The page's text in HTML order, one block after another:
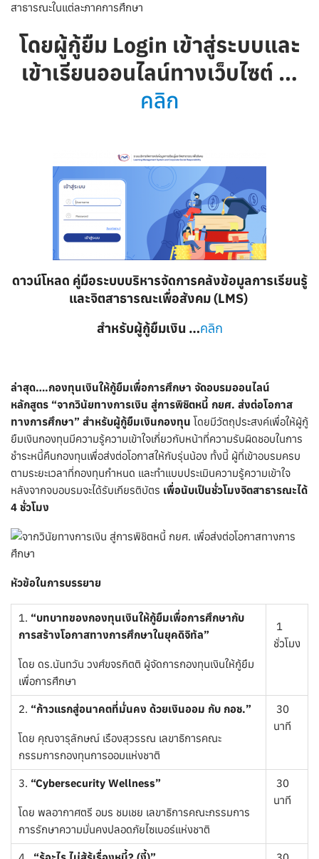
สาธารณะในแต่ละภาคการศึกษา
โดยผู้กู้ยืม Login เข้าสู่ระบบและ
เข้าเรียนออนไลน์ทางเว็บไซต์ …
คลิก
ดาวน์โหลด คู่มือระบบบริหารจัดการคลังข้อมูลการเรียนรู้
และจิตสาธารณะเพื่อสังคม(LMS)
สำหรับผู้กู้ยืมเงิน …คลิก
ล่าสุด….กองทุนเงินให้กู้ยืมเพื่อการศึกษา จัดอบรมออนไลน์
หลักสูตร “จากวินัยทางการเงิน สู่การพิชิตหนี้ กยศ. ส่งต่อโอกาส
ทางการศึกษา” สำหรับผู้กู้ยืมเงินกองทุน โดยมีวัตถุประสงค์เพื่อให้ผู้กู้
ยืมเงินกองทุนมีความรู้ความเข้าใจเกี่ยวกับหน้าที่ความรับผิดชอบในการ
ชำระหนี้คืนกองทุนเพื่อส่งต่อโอกาสให้กับรุ่นน้อง ทั้งนี้ ผู้ที่เข้าอบรมครบ
ตามระยะเวลาที่กองทุนกำหนด และทำแบบประเมินความรู้ความเข้าใจ
หลังจากจบอบรมจะได้รับเกียรติบัตร เพื่อนับเป็นชั่วโมงจิตสาธารณะได้
4 ชั่วโมง
หัวข้อในการบรรยาย
1. “บทบาทของกองทุนเงินให้กู้ยืมเพื่อการศึกษากับ
การสร้างโอกาสทางการศึกษาในยุคดิจิทัล”
โดย ดร.นันทวัน วงศ์ขจรกิตติ ผู้จัดการกองทุนเงินให้กู้ยืม
เพื่อการศึกษา
1
ชั่วโมง
2. “ก้าวแรกสู่อนาคตที่มั่นคง ด้วยเงินออม กับ กอช.”
โดย คุณจารุลักษณ์ เรืองสุวรรณ เลขาธิการคณะ
กรรมการกองทุนการออมแห่งชาติ
30
นาที
3. “Cybersecurity Wellness”
โดย พลอากาศตรี อมร ชมเชย เลขาธิการคณะกรรมการ
การรักษาความมั่นคงปลอดภัยไซเบอร์แห่งชาติ
30
นาที